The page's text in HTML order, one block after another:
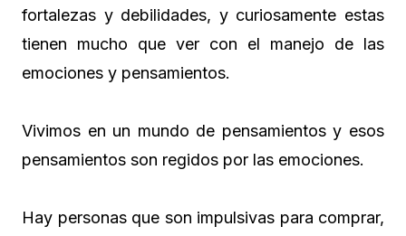
fortalezas y debilidades, y curiosamente estas
tienen mucho que ver con el manejo de las
emociones y pensamientos.
Vivimos en un mundo de pensamientos y esos
pensamientos son regidos por las emociones.
Hay personas que son impulsivas para comprar,